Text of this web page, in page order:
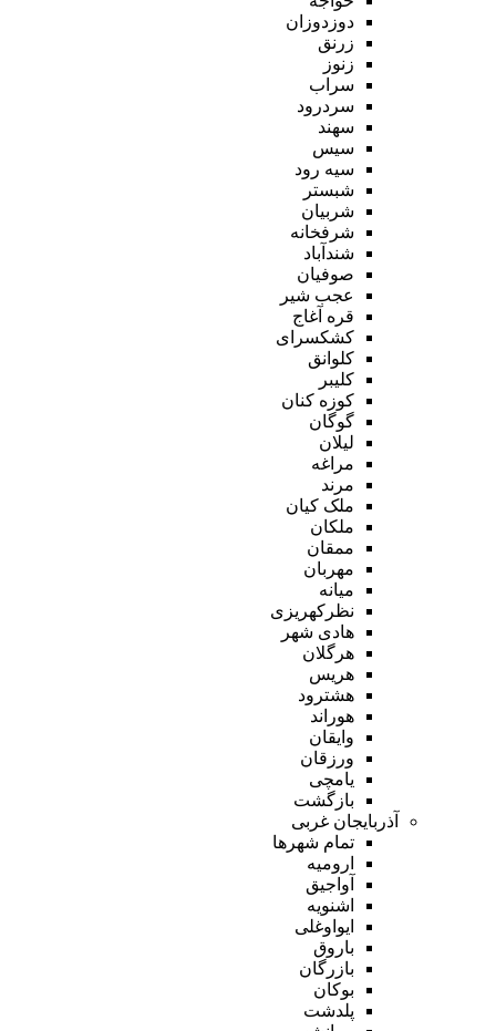
دوزدوزان
زرنق
زنوز
سراب
سردرود
سهند
سیس
سیه رود
شبستر
شربیان
شرفخانه
شندآباد
صوفیان
عجب شیر
قره آغاج
کشکسرای
کلوانق
کلیبر
کوزه کنان
گوگان
لیلان
مراغه
مرند
ملک کیان
ملکان
ممقان
مهربان
میانه
نظرکهریزی
هادی شهر
هرگلان
هریس
هشترود
هوراند
وایقان
ورزقان
یامچی
بازگشت
آذربایجان غربی
تمام شهر‌ها
ارومیه
آواجیق
اشنویه
ایواوغلی
باروق
بازرگان
بوکان
پلدشت